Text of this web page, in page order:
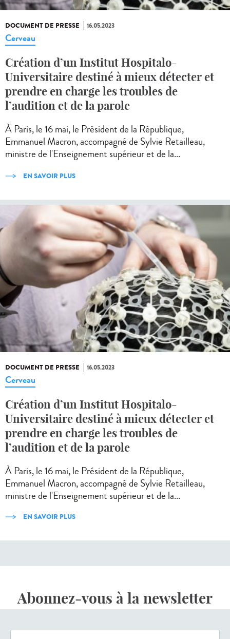
DOCUMENT DE PRESSE 16.05.2023
Cerveau
Création d’un Institut Hospitalo-
Universitaire destiné à mieux détecter et
prendre en charge les troubles de
l’audition et de la parole
À Paris, le 16 mai, le Président de la République,
Emmanuel Macron, accompagné de Sylvie Retailleau,
ministre de l'Enseignement supérieur et de la...
EN SAVOIR PLUS
DOCUMENT DE PRESSE 16.05.2023
Cerveau
Création d’un Institut Hospitalo-
Universitaire destiné à mieux détecter et
prendre en charge les troubles de
l’audition et de la parole
À Paris, le 16 mai, le Président de la République,
Emmanuel Macron, accompagné de Sylvie Retailleau,
ministre de l'Enseignement supérieur et de la...
EN SAVOIR PLUS
Abonnez-vous à la newsletter